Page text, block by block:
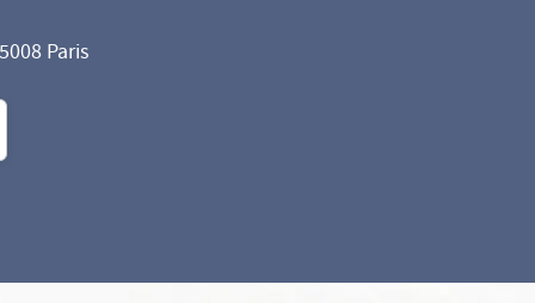
Paris